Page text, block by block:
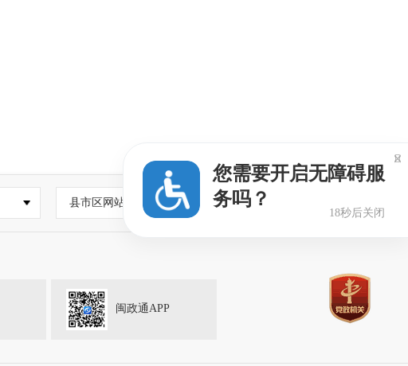
县市区网站
闽政通APP
您需要开启无障碍服
务吗？
17秒后关闭
